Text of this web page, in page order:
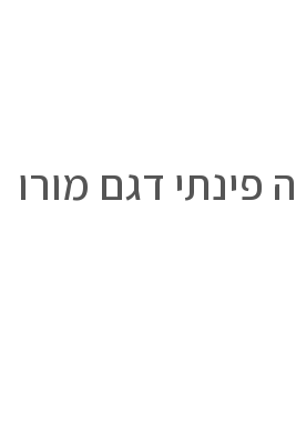
פינתי דגם מורו